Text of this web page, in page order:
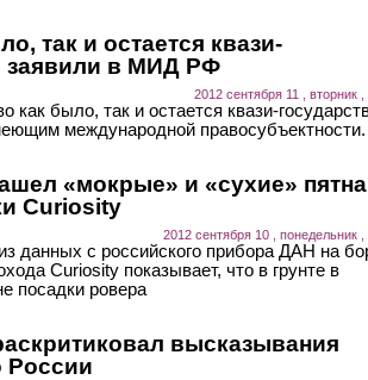
так и остается квази-
заявили в МИД РФ
2012 сентября 11 , вторник ,
как было, так и остается квази-
международной правосубъектности.
«мокрые» и «сухие»
Curiosity
2012 сентября 10 , понедельник ,
данных с российского прибора ДАН на
Curiosity показывает, что в грунте в
посадки ровера
высказывания
России